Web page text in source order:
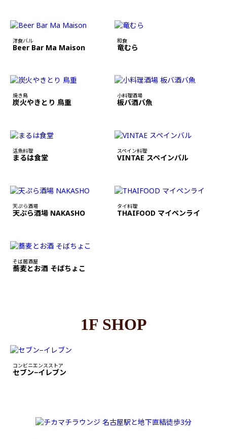
洋食バル
Beer Bar Ma Maison
和食
竜むら
焼き鳥
炭火やきとり 鳥重
小料理酒場
板バ酒バ魚
活魚料理
まるは食堂
スペイン料理
VINTAE スペインバル
天ぷら酒場
天ぷら酒場 NAKASHO
タイ料理
THAIFOOD マイペンライ
そば居酒屋
蕎麦とお酒 そばちょこ
1F SHOP
コンビニエンスストア
セブン−イレブン